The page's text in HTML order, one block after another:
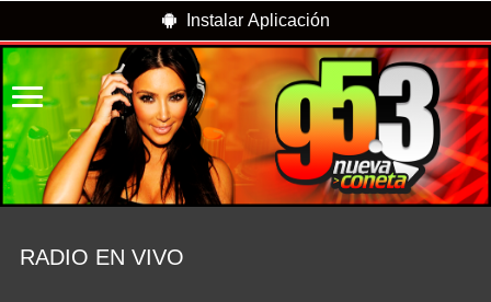
Instalar Aplicación
RADIO EN VIVO